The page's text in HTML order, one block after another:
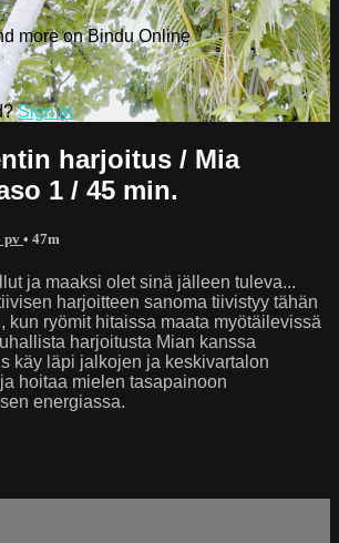
more on Bindu Online
Sign in
harjoitus / Mia
1 / 45 min.
pv • 47m
ja maaksi olet sinä jälleen tuleva...
harjoitteen sanoma tiivistyy tähän
kun ryömit hitaissa maata myötäilevissä
harjoitusta Mian kanssa
käy läpi jalkojen ja keskivartalon
hoitaa mielen tasapainoon
energiassa.